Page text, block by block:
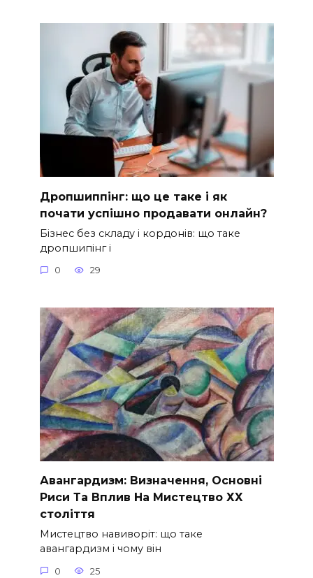
Дропшиппінг: що це таке і як
почати успішно продавати онлайн?
Бізнес без складу і кордонів: що таке
дропшипінг і
0 29
Авангардизм: Визначення, Основні
Риси Та Вплив На Мистецтво ХХ
століття
Мистецтво навиворіт: що таке
авангардизм і чому він
0 25